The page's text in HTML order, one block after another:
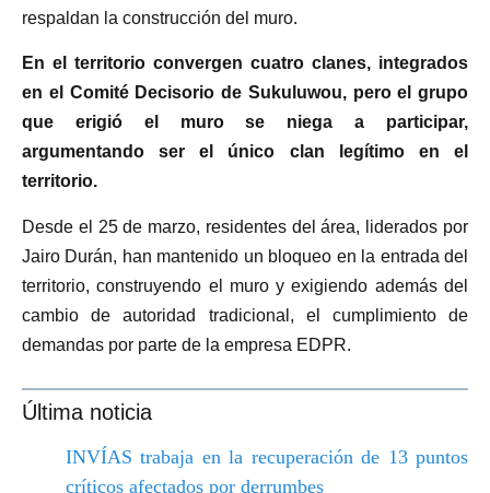
respaldan la construcción del muro.
En el territorio convergen cuatro clanes, integrados
en el Comité Decisorio de Sukuluwou, pero el grupo
que erigió el muro se niega a participar,
argumentando ser el único clan legítimo en el
territorio.
Desde el 25 de marzo, residentes del área, liderados por
Jairo Durán, han mantenido un bloqueo en la entrada del
territorio, construyendo el muro y exigiendo además del
cambio de autoridad tradicional, el cumplimiento de
demandas por parte de la empresa EDPR.
Última noticia
INVÍAS trabaja en la recuperación de 13 puntos
críticos afectados por derrumbes